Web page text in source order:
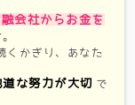
会社からお金を
くかぎり、あなた
な努力が大切 で